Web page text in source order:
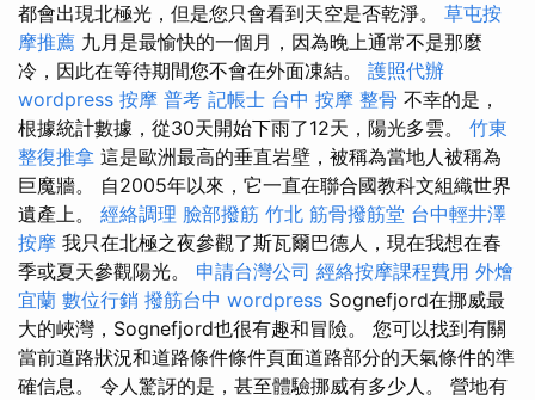
都會出現北極光，但是您只會看到天空是否乾淨。 草屯按
摩推薦 九月是最愉快的一個月，因為晚上通常不是那麼
冷，因此在等待期間您不會在外面凍結。 護照代辦
wordpress 按摩 普考 記帳士 台中 按摩 整骨 不幸的是，
根據統計數據，從30天開始下雨了12天，陽光多雲。 竹東
整復推拿 這是歐洲最高的垂直岩壁，被稱為當地人被稱為
巨魔牆。 自2005年以來，它一直在聯合國教科文組織世界
遺產上。 經絡調理 臉部撥筋 竹北 筋骨撥筋堂 台中輕井澤
按摩 我只在北極之夜參觀了斯瓦爾巴德人，現在我想在春
季或夏天參觀陽光。 申請台灣公司 經絡按摩課程費用 外燴
宜蘭 數位行銷 撥筋台中 wordpress Sognefjord在挪威最
大的峽灣，Sognefjord也很有趣和冒險。 您可以找到有關
當前道路狀況和道路條件條件頁面道路部分的天氣條件的準
確信息。 令人驚訝的是，甚至體驗挪威有多少人。 營地有